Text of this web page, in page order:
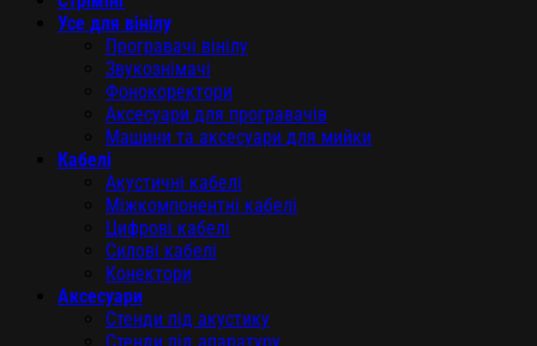
Усе для вінілу
Програвачі вінілу
Звукознімачі
Фонокоректори
Аксесуари для програвачів
Машини та аксесуари для мийки
Кабелі
Акустичні кабелі
Міжкомпонентні кабелі
Цифрові кабелі
Силові кабелі
Конектори
Аксесуари
Стенди під акустику